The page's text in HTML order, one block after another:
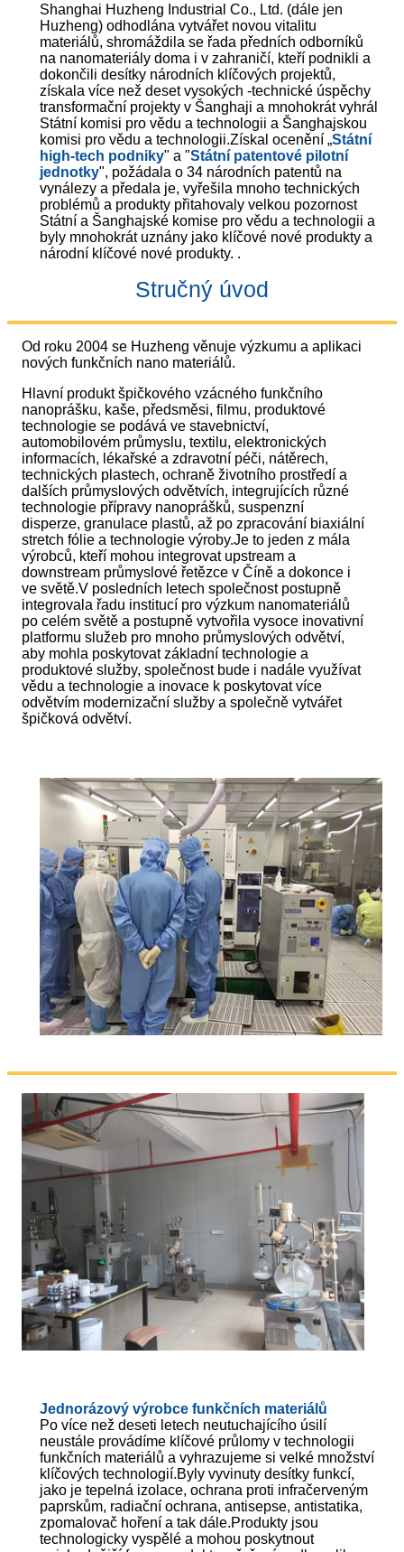
Shanghai Huzheng Industrial Co., Ltd. (dále jen
Huzheng) odhodlána vytvářet novou vitalitu
materiálů, shromáždila se řada předních odborníků
na nanomateriály doma i v zahraničí, kteří podnikli a
dokončili desítky národních klíčových projektů,
získala více než deset vysokých -technické úspěchy
transformační projekty v Šanghaji a mnohokrát vyhrál
Státní komisi pro vědu a technologii a Šanghajskou
komisi pro vědu a technologii.Získal ocenění „Státní
high-tech podniky" a "Státní patentové pilotní
jednotky", požádala o 34 národních patentů na
vynálezy a předala je, vyřešila mnoho technických
problémů a produkty přitahovaly velkou pozornost
Státní a Šanghajské komise pro vědu a technologii a
byly mnohokrát uznány jako klíčové nové produkty a
národní klíčové nové produkty. .
Stručný úvod
Od roku 2004 se Huzheng věnuje výzkumu a aplikaci
nových funkčních nano materiálů.
Hlavní produkt špičkového vzácného funkčního
nanoprášku, kaše, předsměsi, filmu, produktové
technologie se podává ve stavebnictví,
automobilovém průmyslu, textilu, elektronických
informacích, lékařské a zdravotní péči, nátěrech,
technických plastech, ochraně životního prostředí a
dalších průmyslových odvětvích, integrujících různé
technologie přípravy nanoprášků, suspenzní
disperze, granulace plastů, až po zpracování biaxiální
stretch fólie a technologie výroby.Je to jeden z mála
výrobců, kteří mohou integrovat upstream a
downstream průmyslové řetězce v Číně a dokonce i
ve světě.V posledních letech společnost postupně
integrovala řadu institucí pro výzkum nanomateriálů
po celém světě a postupně vytvořila vysoce inovativní
platformu služeb pro mnoho průmyslových odvětví,
aby mohla poskytovat základní technologie a
produktové služby, společnost bude i nadále využívat
vědu a technologie a inovace k poskytovat více
odvětvím modernizační služby a společně vytvářet
špičková odvětví.
Jednorázový výrobce funkčních materiálů
Po více než deseti letech neutuchajícího úsilí
neustále provádíme klíčové průlomy v technologii
funkčních materiálů a vyhrazujeme si velké množství
klíčových technologií.Byly vyvinuty desítky funkcí,
jako je tepelná izolace, ochrana proti infračerveným
paprskům, radiační ochrana, antisepse, antistatika,
zpomalovač hoření a tak dále.Produkty jsou
technologicky vyspělé a mohou poskytnout